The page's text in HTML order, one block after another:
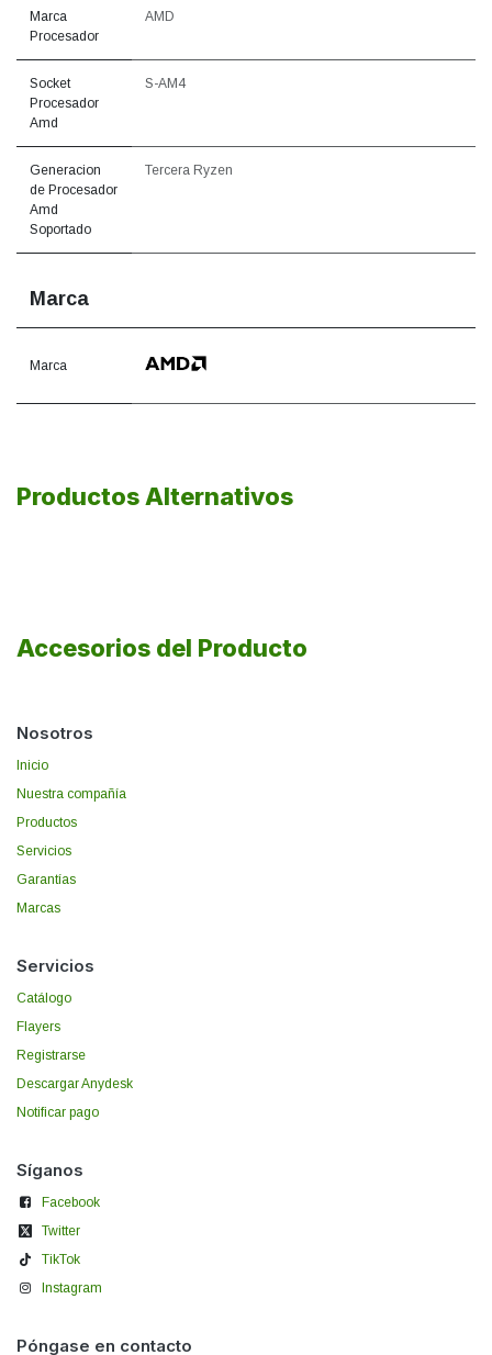
Marca
Procesador
AMD
Socket
Procesador
Amd
S-AM4
Generacion
de Procesador
Amd
Soportado
Tercera Ryzen
Marca
Marca
Productos Alternativos
Accesorios del Producto
Nosotros
Inicio
Nuestra compañía
Productos
Servicios
Garantías
Marcas
Servicios
Catálogo
Flayers
Registrarse
Descargar Anydesk
Notificar pago
Síganos
Facebook
Twitter
TikTok
Instagram
Póngase en contacto